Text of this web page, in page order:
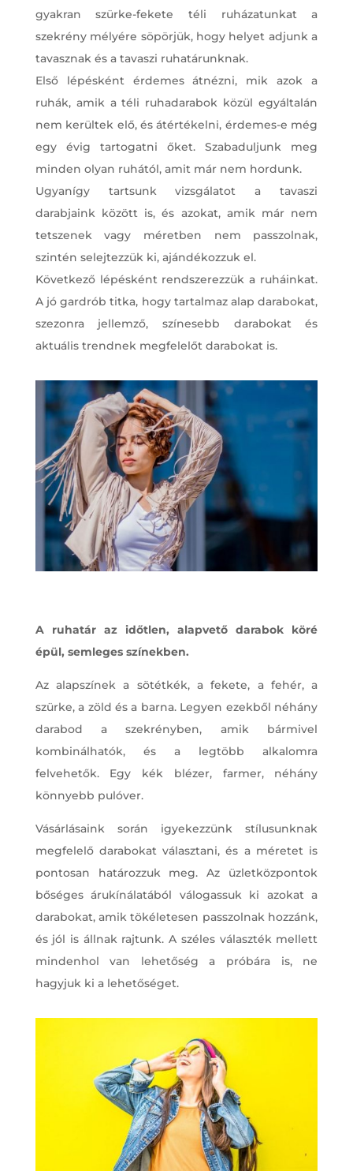
gyakran szürke-fekete téli ruházatunkat a
szekrény mélyére söpörjük, hogy helyet adjunk a
tavasznak és a tavaszi ruhatárunknak.
Első lépésként érdemes átnézni, mik azok a
ruhák, amik a téli ruhadarabok közül egyáltalán
nem kerültek elő, és átértékelni, érdemes-e még
egy évig tartogatni őket. Szabaduljunk meg
minden olyan ruhától, amit már nem hordunk.
Ugyanígy tartsunk vizsgálatot a tavaszi
darabjaink között is, és azokat, amik már nem
tetszenek vagy méretben nem passzolnak,
szintén selejtezzük ki, ajándékozzuk el.
Következő lépésként rendszerezzük a ruháinkat.
A jó gardrób titka, hogy tartalmaz alap darabokat,
szezonra jellemző, színesebb darabokat és
aktuális trendnek megfelelőt darabokat is.
A ruhatár az időtlen, alapvető darabok köré
épül, semleges színekben.
Az alapszínek a sötétkék, a fekete, a fehér, a
szürke, a zöld és a barna. Legyen ezekből néhány
darabod a szekrényben, amik bármivel
kombinálhatók, és a legtöbb alkalomra
felvehetők. Egy kék blézer, farmer, néhány
könnyebb pulóver.
Vásárlásaink során igyekezzünk stílusunknak
megfelelő darabokat választani, és a méretet is
pontosan határozzuk meg. Az üzletközpontok
bőséges árukínálatából válogassuk ki azokat a
darabokat, amik tökéletesen passzolnak hozzánk,
és jól is állnak rajtunk. A széles választék mellett
mindenhol van lehetőség a próbára is, ne
hagyjuk ki a lehetőséget.